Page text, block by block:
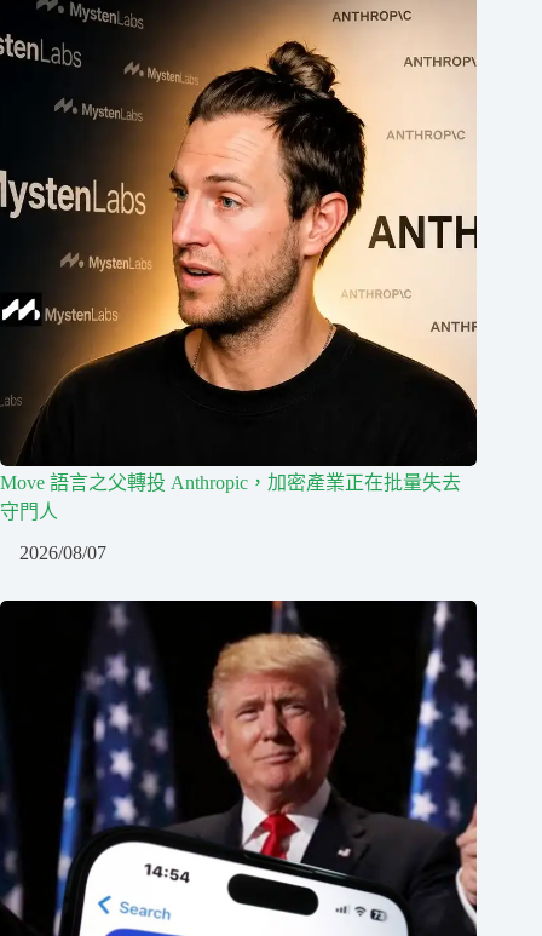
Move 語言之父轉投 Anthropic，加密產業正在批量失去
守門人
2026/08/07